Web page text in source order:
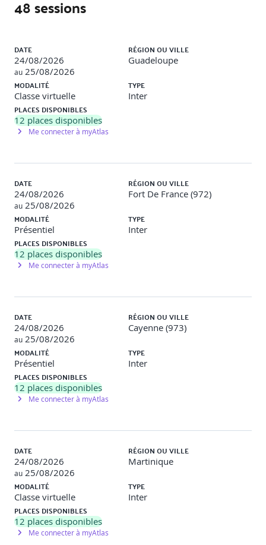
Création d’un plan de travail personnalisé
Gérer les imprévus et maintenir l’efficacité
Stratégies pour faire face aux interruptions et aux
imprévus
Méthodes de suivi et d’évaluation
Suivi des tâches et ajustement des priorités
Présentation d’outils de suivi collaboratif (Asana,
Notion)
objectifs
Techniques pour maximiser l'efficacité (batching,
Pomodoro, time-blocking)
Mise en place d’un emploi du temps optimisé
Acquérir une méthode de travail structurée
Présentation des méthodes GTD (Getting Things
Done) et ZTD (Zen to Done)
Adaptation des méthodes à son propre travail
Choix d’outils collaboratifs
48 sessions
DATE
24/08/2026
au 25/08/2026
RÉGION OU VILLE
Guadeloupe
MODALITÉ
Classe virtuelle
TYPE
Inter
PLACES DISPONIBLES
12 places disponibles
Me connecter à myAtlas
DATE
24/08/2026
au 25/08/2026
RÉGION OU VILLE
Fort De France (972)
MODALITÉ
Présentiel
TYPE
Inter
PLACES DISPONIBLES
12 places disponibles
Me connecter à myAtlas
DATE
24/08/2026
au 25/08/2026
RÉGION OU VILLE
Cayenne (973)
MODALITÉ
Présentiel
TYPE
Inter
PLACES DISPONIBLES
12 places disponibles
Me connecter à myAtlas
DATE
24/08/2026
au 25/08/2026
RÉGION OU VILLE
Martinique
MODALITÉ
Classe virtuelle
TYPE
Inter
PLACES DISPONIBLES
12 places disponibles
Me connecter à myAtlas